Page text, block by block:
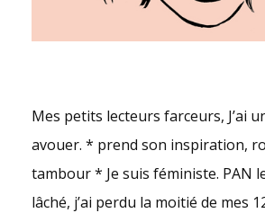
Mes petits lecteurs farceurs, J’ai
avouer. * prend son inspiration,
tambour * Je suis féministe. PAN
lâché, j’ai perdu la moitié de mes